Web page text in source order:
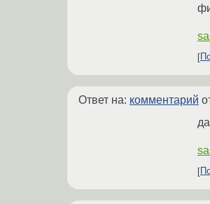
Ответ на: комментарий